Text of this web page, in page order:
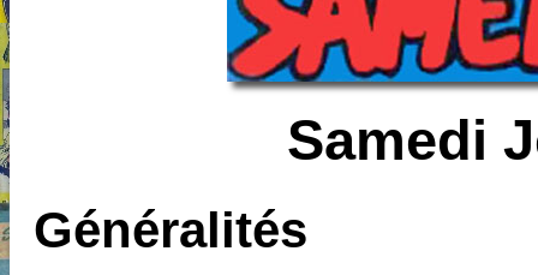
Samedi
Généralités